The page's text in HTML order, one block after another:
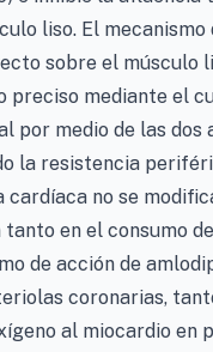
liso. El
sobre el músculo
mediante el
medio de las dos
la resistencia
no se
en el consumo
de acción de
coronarias,
al miocardio en